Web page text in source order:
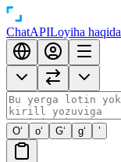
ChatAPILoyiha haqida
O‘ o‘ G‘ g‘ ’